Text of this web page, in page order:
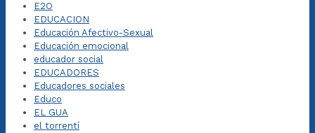
E2O
EDUCACION
Educación Afectivo-Sexual
Educación emocional
educador social
EDUCADORES
Educadores sociales
Educo
EL GUA
el torrentí